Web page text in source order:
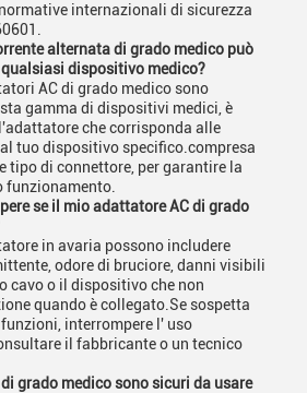
internazionali di sicurezza
alternata di grado medico può
dispositivo medico?
AC di grado medico sono
gamma di dispositivi medici, è
che corrisponda alle
tuo dispositivo specifico.compresa
tipo di connettore, per garantire la
funzionamento.
se il mio adattatore AC di grado
in avaria possono includere
odore di bruciore, danni visibili
cavo o il dispositivo che non
quando è collegato.Se sospetta
interrompere l' uso
il fabbricante o un tecnico
grado medico sono sicuri da usare